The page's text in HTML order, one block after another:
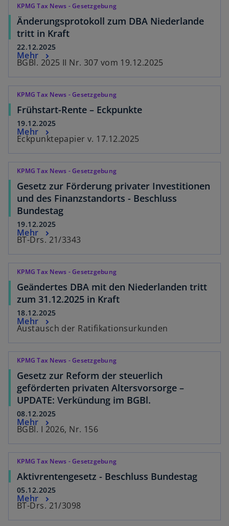
KPMG Tax News - Gesetzgebung
Änderungsprotokoll zum DBA Niederlande
tritt in Kraft
22.12.2025
BGBl. 2025 II Nr. 307 vom 19.12.2025
Mehr
KPMG Tax News - Gesetzgebung
Frühstart-Rente – Eckpunkte
19.12.2025
Eckpunktepapier v. 17.12.2025
Mehr
KPMG Tax News - Gesetzgebung
Gesetz zur Förderung privater Investitionen
und des Finanzstandorts - Beschluss
Bundestag
19.12.2025
BT-Drs. 21/3343
Mehr
KPMG Tax News - Gesetzgebung
Geändertes DBA mit den Niederlanden tritt
zum 31.12.2025 in Kraft
18.12.2025
Austausch der Ratifikationsurkunden
Mehr
KPMG Tax News - Gesetzgebung
Gesetz zur Reform der steuerlich
geförderten privaten Altersvorsorge –
UPDATE: Verkündung im BGBl.
08.12.2025
BGBl. I 2026, Nr. 156
Mehr
KPMG Tax News - Gesetzgebung
Aktivrentengesetz - Beschluss Bundestag
05.12.2025
BT-Drs. 21/3098
Mehr